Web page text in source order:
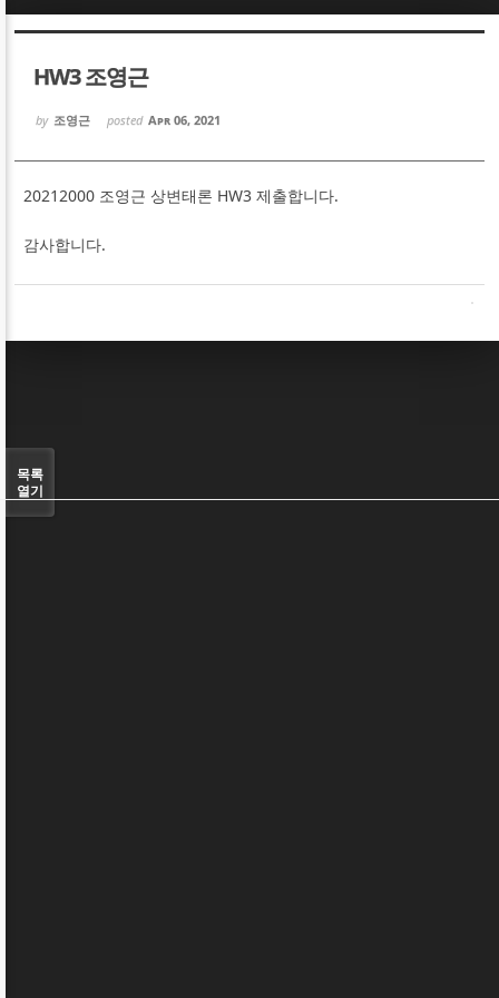
HW3 조영근
by 조영근 posted Apr 06, 2021
20212000 조영근 상변태론 HW3 제출합니다.
감사합니다.
목록
열기
Sketchbook5, 스케치북5
Sketchbook5, 스케치북5
Sketchbook5, 스케치북5
Sketchbook5, 스케치북5